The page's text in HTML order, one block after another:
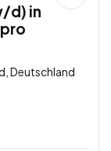
d) in
Deutschland